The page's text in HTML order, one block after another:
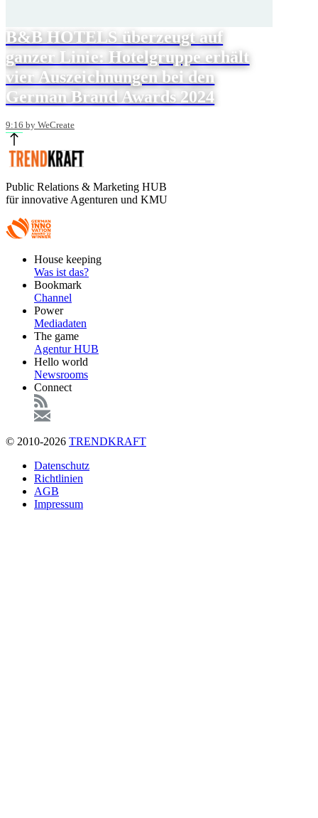
B&B HOTELS überzeugt auf
ganzer Linie: Hotelgruppe erhält
vier Auszeichnungen bei den
German Brand Awards 2024
9:16 by WeCreate
Public Relations & Marketing HUB
für innovative Agenturen und KMU
FooterHouse keeping
Was ist das?
Bookmark
Channel
Power
Mediadaten
The game
Agentur HUB
Hello world
Newsrooms
Connect
© 2010-2026 TRENDKRAFT
FußzeileDatenschutz
Richtlinien
AGB
Impressum